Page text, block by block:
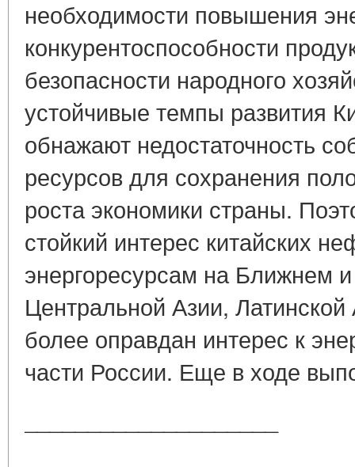
необходимости повышения
конкурентоспособности
безопасности народного
устойчивые темпы развития
обнажают недостаточность
ресурсов для сохранения
роста экономики страны.
стойкий интерес китайских
энергоресурсам на Ближнем
Центральной Азии,
более оправдан интерес к
части России. Еще в ходе